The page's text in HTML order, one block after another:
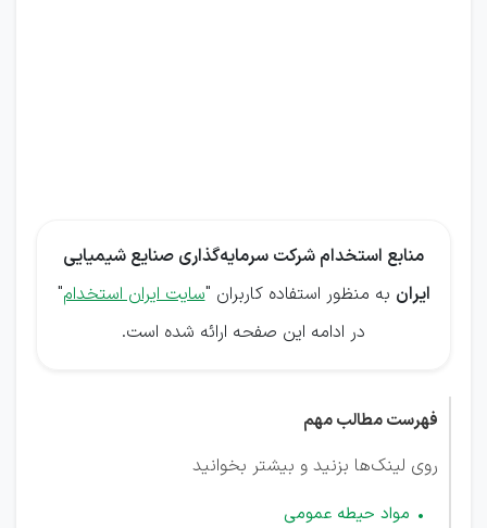
منابع استخدام شرکت سرمایه‌گذاری صنایع شیمیایی
ایران به منظور استفاده کاربران "سایت ایران استخدام"
در ادامه این صفحه ارائه شده است.
فهرست مطالب مهم
روی لینک‌ها بزنید و بیشتر بخوانید
مواد حیطه عمومی